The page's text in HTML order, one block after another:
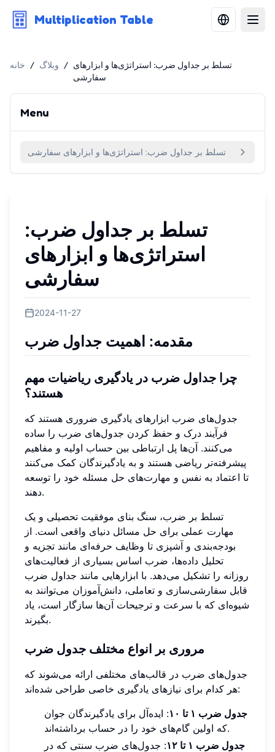
Multiplication Table
خانه / وبلاگ / تسلط بر جداول ضرب: استراتژی‌ها و ابزارهای
سفارشی
Menu
تسلط بر جداول ضرب: استراتژی‌ها و ابزارهای سفارشی
تسلط بر جداول ضرب:
استراتژی‌ها و ابزارهای
سفارشی
2024-11-27
مقدمه: اهمیت جداول ضرب
چرا جداول ضرب در یادگیری ریاضیات مهم
هستند؟
جدول‌های ضرب ابزارهای یادگیری ضروری هستند که
فرآیند درک و حفظ کردن جدول‌های ضرب را ساده
می‌کنند. آن‌ها پل ارتباطی بین حساب اولیه و مفاهیم
پیشرفته‌تر ریاضی هستند و به یادگیرندگان کمک می‌کنند
تا اعتماد به نفس و مهارت‌های حل مسئله خود را توسعه
دهند.
تسلط بر ضرب، سنگ بنای موفقیت تحصیلی و یک
مهارت عملی برای حل مسائل دنیای واقعی است. از
بودجه‌بندی و آشپزی تا وظایف حرفه‌ای مانند تجزیه و
تحلیل داده‌ها، ضرب اساس بسیاری از فعالیت‌های
روزانه را تشکیل می‌دهد. با ابزارهایی مانند جداول ضرب
قابل سفارشی‌سازی و تعاملی، دانش‌آموزان می‌توانند به
شیوه‌ای که با سرعت و ترجیحات آن‌ها سازگار است، یاد
بگیرند.
مروری بر انواع مختلف جدول ضرب
جدول‌های ضرب در قالب‌های مختلفی ارائه می‌شوند که
هر کدام برای نیازهای یادگیری خاصی طراحی شده‌اند:
جدول ضرب ۱ تا ۱۰
: ایده‌آل برای یادگیرندگان جوان
که اولین گام‌های خود را در حساب برداشته‌اند.
جدول ضرب ۱ تا ۱۲
: جدول‌های ضرب سنتی که در